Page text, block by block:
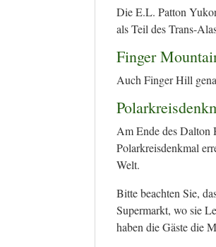
Die E.L. Patton
als Teil des Trans-
Finger
Auch Finger Hill
Am Ende des Dalton
Polarkreisdenkmal
Welt.
Bitte beachten Sie,
Supermarkt, wo sie
haben die Gäste die